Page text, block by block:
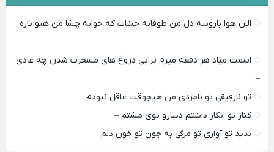
الان هوا بارونیه دل من طوفانه چشات که خوابه چشا من هنو تاره
–
اسمت میاد هر دفعه میرم تراپی دروغ‌ های مسخرت شدن چه عادی
–
تو نارفیقی تو نامردی من هیچوقت عاقل نبودم –
کنار تو انگار داشتم دنیارو توی مشتم –
ندید تو آواری تو مرگی به جون تو خون دلم –